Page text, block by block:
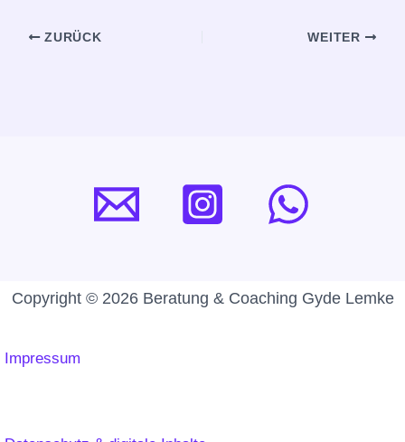
ZURÜCK WEITER
Copyright © 2026 Beratung & Coaching Gyde Lemke
Impressum